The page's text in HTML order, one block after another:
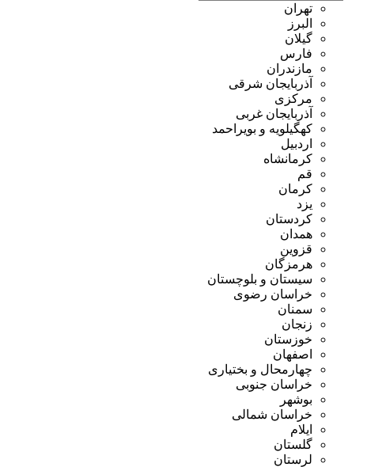
تهران
البرز
گیلان
فارس
مازندران
آذربایجان شرقی
مرکزی
آذربایجان غربی
کهگیلویه و بویراحمد
اردبیل
کرمانشاه
قم
کرمان
یزد
کردستان
همدان
قزوین
هرمزگان
سیستان و بلوچستان
خراسان رضوی
سمنان
زنجان
خوزستان
اصفهان
چهارمحال و بختیاری
خراسان جنوبی
بوشهر
خراسان شمالی
ایلام
گلستان
لرستان